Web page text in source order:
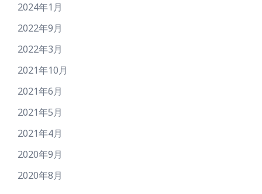
2024年1月
2022年9月
2022年3月
2021年10月
2021年6月
2021年5月
2021年4月
2020年9月
2020年8月